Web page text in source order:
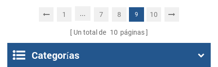
en la nube
1 ... 7 8 9 10
Un total de 10 páginas
Categorías